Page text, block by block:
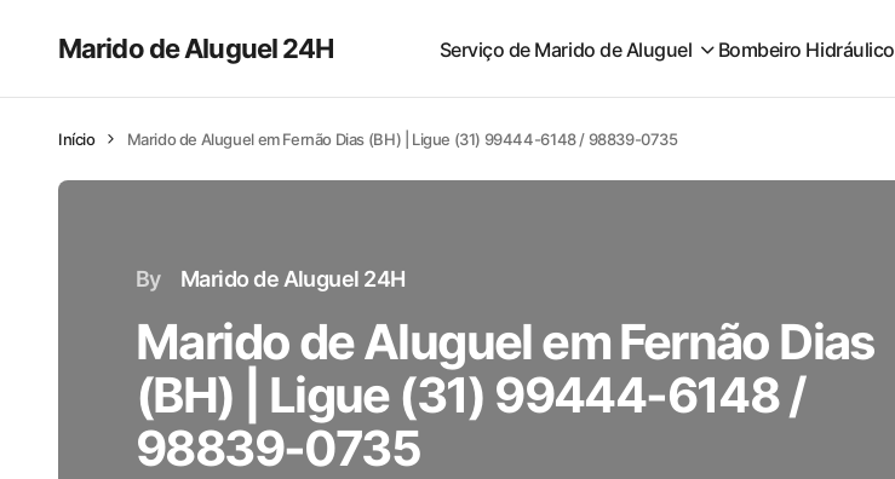
Marido de Aluguel 24H Serviço de Marido de Aluguel Bombeiro Hidráulico
Início Marido de Aluguel em Fernão Dias (BH) | Ligue (31) 99444-6148 / 98839-0735
By Marido de Aluguel 24H
Marido de Aluguel em Fernão Dias
(BH) | Ligue (31) 99444-6148 /
98839-0735